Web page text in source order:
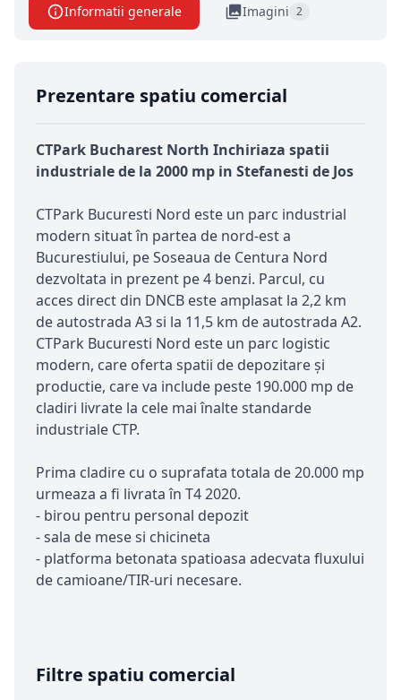
Informatii generale Imagini 2
Prezentare spatiu comercial
CTPark Bucharest North Inchiriaza spatii
industriale de la 2000 mp in Stefanesti de Jos
CTPark Bucuresti Nord este un parc industrial
modern situat în partea de nord-est a
Bucurestiului, pe Soseaua de Centura Nord
dezvoltata in prezent pe 4 benzi. Parcul, cu
acces direct din DNCB este amplasat la 2,2 km
de autostrada A3 si la 11,5 km de autostrada A2.
CTPark Bucuresti Nord este un parc logistic
modern, care oferta spatii de depozitare și
productie, care va include peste 190.000 mp de
cladiri livrate la cele mai înalte standarde
industriale CTP.
Prima cladire cu o suprafata totala de 20.000 mp
urmeaza a fi livrata în T4 2020.
- birou pentru personal depozit
- sala de mese si chicineta
- platforma betonata spatioasa adecvata fluxului
de camioane/TIR-uri necesare.
Filtre spatiu comercial